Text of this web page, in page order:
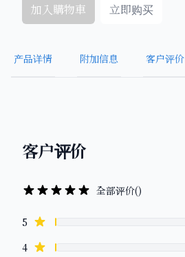
加入購物車 立即购买
产品详情 附加信息 客户评价
客户评价
全部评价()
Review data
5star reviews
4star reviews